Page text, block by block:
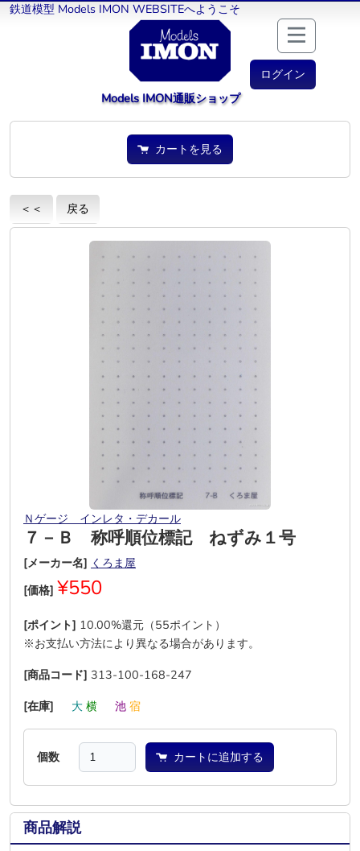
鉄道模型 Models IMON WEBSITEへようこそ
ログイン
Models IMON通販ショップ
カートを見る
＜＜ 戻る
Ｎゲージ インレタ・デカール
７－Ｂ 称呼順位標記 ねずみ１号
[メーカー名] くろま屋
[価格] ¥550
[ポイント] 10.00%還元（55ポイント）
※お支払い方法により異なる場合があります。
[商品コード] 313-100-168-247
[在庫]
大 横 池 宿
個数 カートに追加する
商品解説